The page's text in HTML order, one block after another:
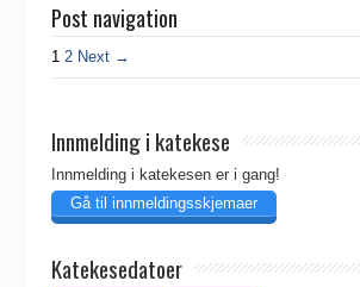
Post navigation
1 2 Next →
Innmelding i katekese
Innmelding i katekesen er i gang!
Gå til innmeldingsskjemaer
Katekesedatoer